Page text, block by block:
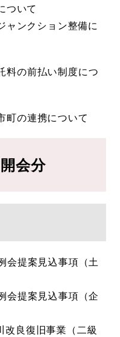
ついて
ャンクション整備に
料の前払い制度につ
町の連携について
会分
会提案見込事項（土
会提案見込事項（企
良復旧事業（二級